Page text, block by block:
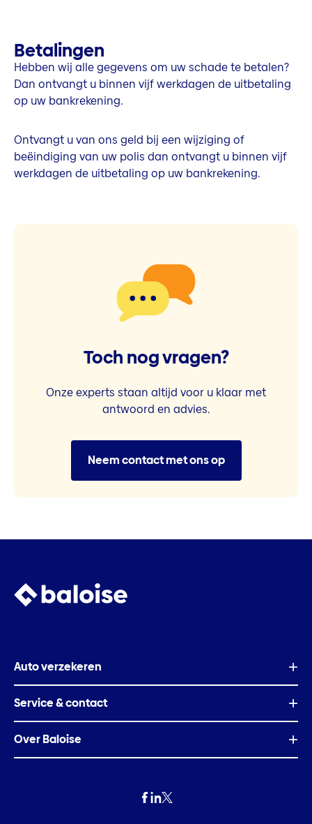
Betalingen
Hebben wij alle gegevens om uw schade te betalen?
Dan ontvangt u binnen vijf werkdagen de uitbetaling
op uw bankrekening.
Ontvangt u van ons geld bij een wijziging of
beëindiging van uw polis dan ontvangt u binnen vijf
werkdagen de uitbetaling op uw bankrekening.
Toch nog vragen?
Onze experts staan altijd voor u klaar met
antwoord en advies.
Neem contact met ons op
Auto verzekeren
Service & contact
Over Baloise